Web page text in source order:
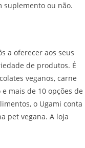
suplemento ou não.
a oferecer aos seus
de produtos. É
veganos, carne
mais de 10 opções de
o Ugami conta
pet vegana. A loja